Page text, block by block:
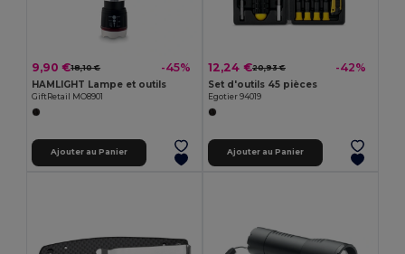
9,90 €18,10 € -45%
HAMLIGHT Lampe et outils
GiftRetail MO8901
Ajouter au Panier
12,24 €20,93 € -42%
Set d'outils 45 pièces
Egotier 94019
Ajouter au Panier